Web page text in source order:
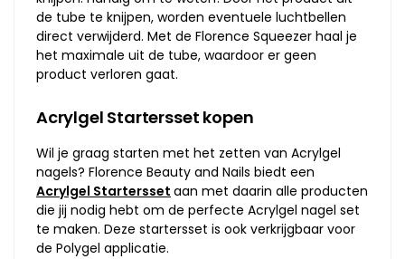
de tube te knijpen, worden eventuele luchtbellen
direct verwijderd. Met de Florence Squeezer haal je
het maximale uit de tube, waardoor er geen
product verloren gaat.
Acrylgel Startersset kopen
Wil je graag starten met het zetten van Acrylgel
nagels? Florence Beauty and Nails biedt een
Acrylgel Startersset aan met daarin alle producten
die jij nodig hebt om de perfecte Acrylgel nagel set
te maken. Deze startersset is ook verkrijgbaar voor
de Polygel applicatie.